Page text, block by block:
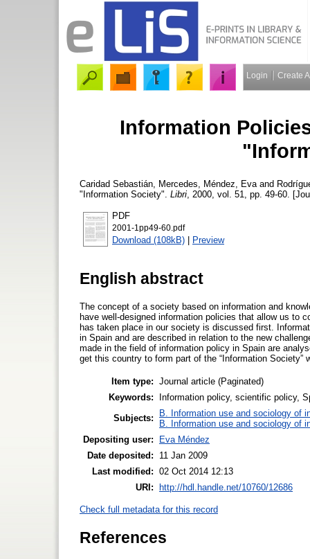
Login Create
Information
Caridad Sebastián, Mercedes Méndez, Eva and
"Information Society". Libri , 2000, vol. 51, pp. 49-60.
PDF
2001-1pp49-60.pdf
Download (108kB) | Preview
English abstract
The concept of a society based on information and
have well-designed information policies that allow us to
has taken place in our society is discussed first.
in Spain and are described in relation to the new
made in the field of information policy in Spain are
get this country to form part of the “Information
Item type: Journal article (Paginated)
Keywords:
Information policy, scientific policy,
Subjects:
B. Information use and sociology of
B. Information use and sociology of
Depositing user:
Eva Méndez
Date deposited:
11 Jan 2009
Last modified: 02 Oct 2014 12:13
URI: http://hdl.handle.net/10760/12686
Check full metadata for this record
References